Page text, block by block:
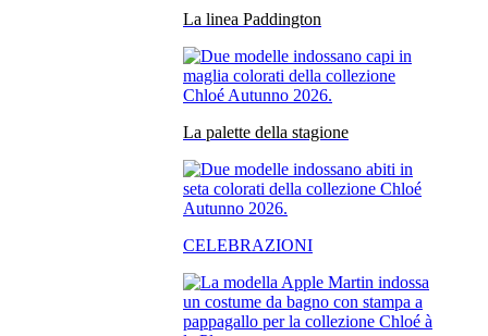
La linea Paddington
La palette della stagione
CELEBRAZIONI